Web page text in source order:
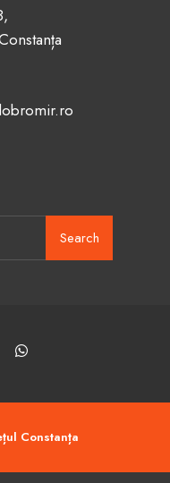
Search
Constanța